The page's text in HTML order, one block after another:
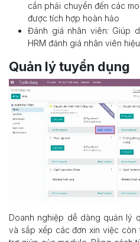
cần phải chuyển đến các
được tích hợp hoàn hảo
Đánh giá nhân viên: Giúp
HRM đánh giá nhân viên
Quản lý tuyển dụng
Doanh nghiệp dễ dàng quản lý
và sắp xếp các đơn xin việc